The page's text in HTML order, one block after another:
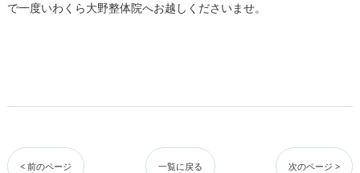
で一度いわくら大野整体院へお越しくださいませ。
< 前のページ 一覧に戻る 次のページ >